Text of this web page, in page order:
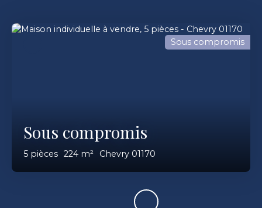
Sous compromis
5 pièces 224 m² Chevry 01170
Sous compromis